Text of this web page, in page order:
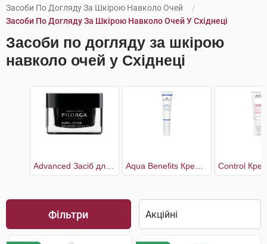
Засоби По Догляду За Шкірою Навколо Очей
Засоби По Догляду За Шкірою Навколо Очей У Східнеці
Засоби по догляду за шкірою
навколо очей у Східнеці
Фільтри